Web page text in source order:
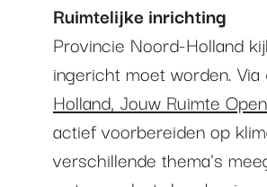
Ruimtelijke inrichting
Provincie Noord-Holland
ingericht moet worden.
Holland, Jouw Ruimte
actief voorbereiden op
verschillende thema's